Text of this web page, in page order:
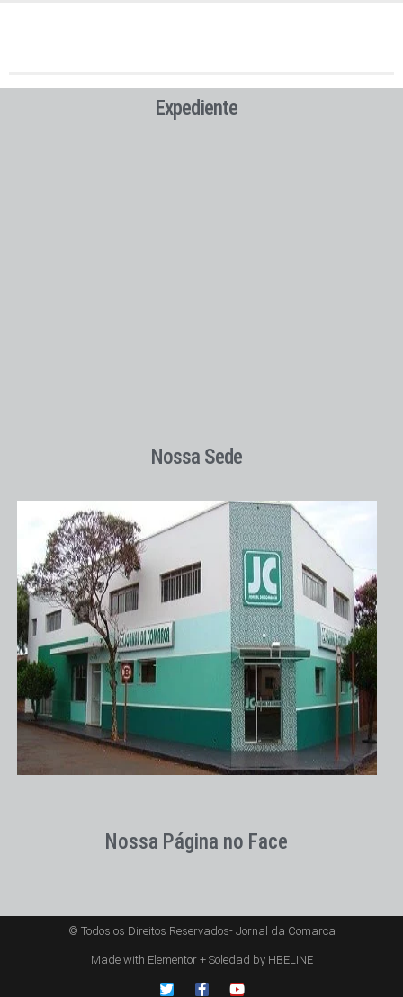
Expediente
Nossa Sede
Nossa Página no Face
© Todos os Direitos Reservados- Jornal da Comarca
Made with Elementor + Soledad by HBELINE